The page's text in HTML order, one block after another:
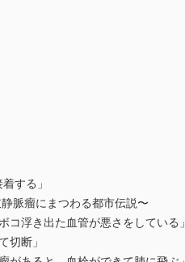
する」
脈瘤にまつわる都市伝説〜
浮き出た血管が悪さをしている」
断」